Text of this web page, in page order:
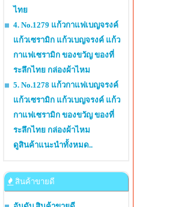
ไทย
4. No.1279 แก้วกาแฟเบญจรงค์
แก้วเซรามิก แก้วเบญจรงค์ แก้ว
กาแฟเซรามิก ของขวัญ ของที่
ระลึกไทย กล่องผ้าไหม
5. No.1278 แก้วกาแฟเบญจรงค์
แก้วเซรามิก แก้วเบญจรงค์ แก้ว
กาแฟเซรามิก ของขวัญ ของที่
ระลึกไทย กล่องผ้าไหม
ดูสินค้าแนะนำทั้งหมด..
สินค้าขายดี